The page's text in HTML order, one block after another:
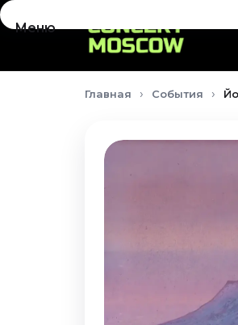
Меню
Концерты
Август 2026Главная События